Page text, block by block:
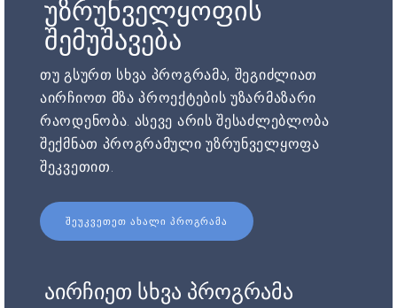
უზრუნველყოფის
შემუშავება
თუ გსურთ სხვა პროგრამა, შეგიძლიათ
აირჩიოთ მზა პროექტების უზარმაზარი
რაოდენობა. ასევე არის შესაძლებლობა
შექმნათ პროგრამული უზრუნველყოფა
შეკვეთით.
ᲨᲔᲣᲙᲕᲔᲗᲔᲗ ᲐᲮᲐᲚᲘ ᲞᲠᲝᲒᲠᲐᲛᲐ
აირჩიეთ სხვა პროგრამა